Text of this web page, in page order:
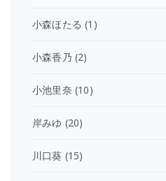
小森ほたる (1)
小森香乃 (2)
小池里奈 (10)
岸みゆ (20)
川口葵 (15)